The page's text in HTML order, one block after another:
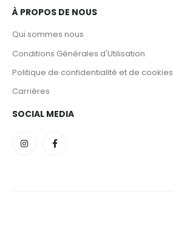
À PROPOS DE NOUS
Qui sommes nous
Conditions Générales d'Utilisation
Politique de confidentialité et de cookies
Carrières
SOCIAL MEDIA